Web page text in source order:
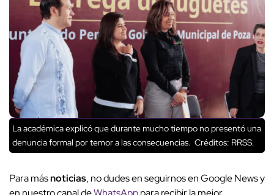
La académica explicó que durante mucho tiempo no presentó una
denuncia formal por temor a las consecuencias. Créditos: RRSS.
Para másnoticias, no dudes en seguirnos en Google News y